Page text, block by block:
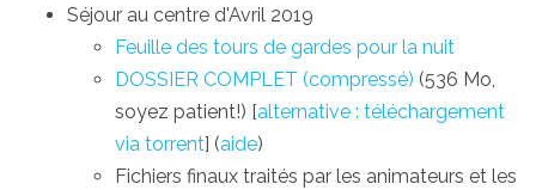
Séjour au centre d'Avril 2019
Feuille des tours de gardes pour la nuit
DOSSIER COMPLET (compressé) (536 Mo,
soyez patient!) [alternative : téléchargement
via torrent] (aide)
Fichiers finaux traités par les animateurs et les